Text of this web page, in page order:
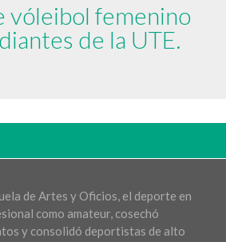
vóleibol femenino
de la UTE.
de Artes y Oficios, el deporte en
como amateur, cosechó
y consolidó deportistas de alto